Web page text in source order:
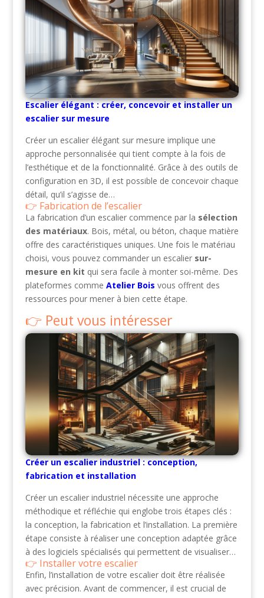
Escalier élégant : créer, concevoir et installer un
escalier sur mesure
Créer un escalier élégant sur mesure implique une
approche personnalisée qui tient compte à la fois de
l’esthétique et de la fonctionnalité. Grâce à des outils de
configuration en 3D, il est possible de concevoir chaque
détail, qu’il s’agisse de…
Fabrication de l’escalier
La fabrication d’un escalier commence par la sélection
des matériaux. Bois, métal, ou béton, chaque matière
offre des caractéristiques uniques. Une fois le matériau
choisi, vous pouvez commander un escalier sur-
mesure en kit qui sera facile à monter soi-même. Des
plateformes comme Atelier Bois vous offrent des
ressources pour mener à bien cette étape.
Peut vous intéresser
Créer un escalier industriel : conception,
fabrication et installation
Créer un escalier industriel nécessite une approche
méthodique et réfléchie qui englobe trois étapes clés :
la conception, la fabrication et l’installation. La première
étape consiste à réaliser une conception adaptée grâce
à des logiciels spécialisés qui permettent de visualiser…
Installer votre escalier
Enfin, l’installation de votre escalier doit être réalisée
avec précision. Avant de commencer, il est crucial de